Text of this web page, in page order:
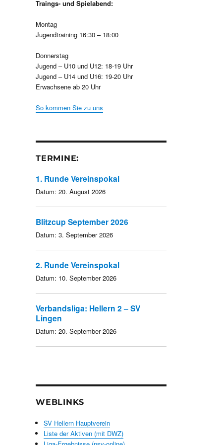
Traings- und Spielabend:
Montag
Jugendtraining 16:30 – 18:00
Donnerstag
Jugend – U10 und U12: 18-19 Uhr
Jugend – U14 und U16: 19-20 Uhr
Erwachsene ab 20 Uhr
So kommen Sie zu uns
TERMINE:
1. Runde Vereinspokal
Datum: 20. August 2026
Blitzcup September 2026
Datum: 3. September 2026
2. Runde Vereinspokal
Datum: 10. September 2026
Verbandsliga: Hellern 2 – SV
Lingen
Datum: 20. September 2026
WEBLINKS
SV Hellern Hauptverein
Liste der Aktiven (mit DWZ)